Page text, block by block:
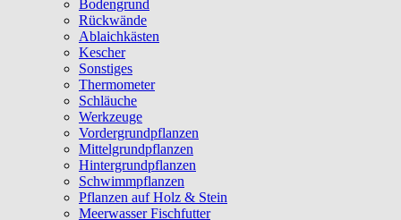
Bodengrund
Rückwände
Ablaichkästen
Kescher
Sonstiges
Thermometer
Schläuche
Werkzeuge
Vordergrundpflanzen
Mittelgrundpflanzen
Hintergrundpflanzen
Schwimmpflanzen
Pflanzen auf Holz & Stein
Meerwasser Fischfutter